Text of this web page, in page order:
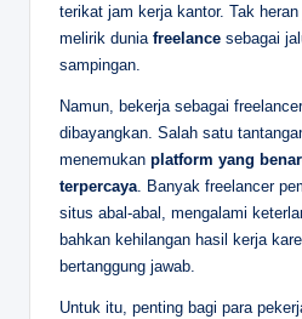
terikat jam kerja kantor. Tak
melirik dunia freelance sebagai
sampingan.
Namun, bekerja sebagai
dibayangkan. Salah satu
menemukan platform yang
terpercaya. Banyak freelancer
situs abal-abal, mengalami
bahkan kehilangan hasil kerja
bertanggung jawab.
Untuk itu, penting bagi para